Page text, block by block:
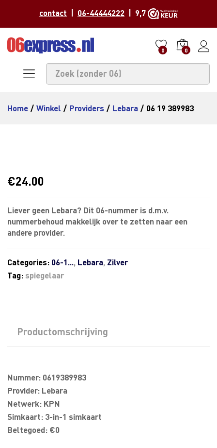
contact 06-44444222 | 9,7
0 0
Home / Winkel / Providers / Lebara / 06 19 389983
€24.00
Liever geen Lebara? Dit 06-nummer is d.m.v.
nummerbehoud makkelijk over te zetten naar een
andere provider.
Categories: 06-1..., Lebara, Zilver
Tag: spiegelaar
Productomschrijving
Nummer: 0619389983
Provider: Lebara
Netwerk: KPN
Simkaart: 3-in-1 simkaart
Beltegoed: €0